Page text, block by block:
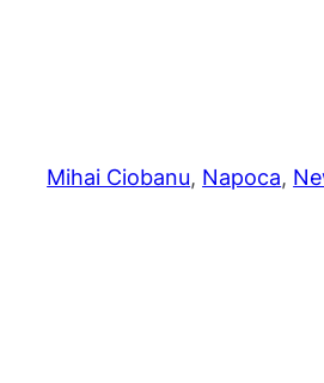
Mihai Ciobanu, Napoca,